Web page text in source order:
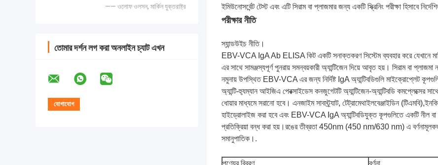
—— ওলোফ ওলসন, মার্কিন যুক্তরাষ্ট্র
তোমার দর্শন লগ করা অনলাইন চ্যাট এখন
ইমিউনোসর্বেন্ট টেস্ট এবং এটি সিরাম বা প্লাজমার জন্য একটি স্ক্রিনিং পরীক্ষা হিসাবে
পরীক্ষার নীতি
স্যান্ডউইচ নীতি।
EBV-VCA IgA Ab ELISA কিট একটি সনাক্তকরণ সিস্টেম ব্যবহার করে যেখানে
এর সাথে সামঞ্জস্যপূর্ণ পুনরায় সমন্বয়কারী অ্যান্টিজেন দিয়ে আবৃত হয়। সিরাম বা
নমুনায় উপস্থিত EBV-VCA এর জন্য নির্দিষ্ট IgA অ্যান্টিবডিগুলি মাইক্রোপ্লেট
অ্যান্টি-হ্যুম্যান আইজিএ পেরক্সাইডেস কনজুগেটটি অ্যান্টিজেন-অ্যান্টিবডি
ধোয়ার মাধ্যমে সরানো হবে। এনজাইম সাবস্ট্র্যাট, টেট্রামেথাইলবেঞ্জাইডিন
হাইড্রোলাইজ করা হবে এবং EBV-VCA IgA অ্যান্টিবডিযুক্ত কূপগুলিতে একটি নীল
প্রতিক্রিয়া বন্ধ করা হয়।রঙের তীব্রতা 450nm (450 nm/630 nm) এ
সমানুপাতিক।.